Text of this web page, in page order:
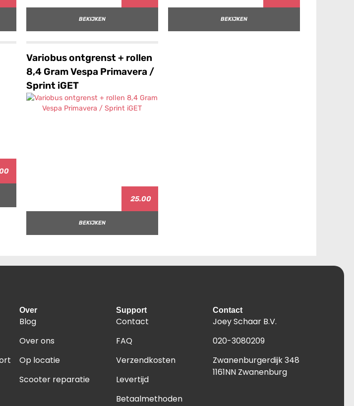
BEKIJKEN BEKIJKEN
Variobus ontgrenst + rollen
8,4 Gram Vespa Primavera /
Sprint iGET
25.00
BEKIJKEN
Over
Blog
Over ons
Op locatie
Scooter reparatie
Support
Contact
FAQ
Verzendkosten
Levertijd
Betaalmethoden
Contact
Joey Schaar B.V.
020-3080209
Zwanenburgerdijk 348
1161NN Zwanenburg